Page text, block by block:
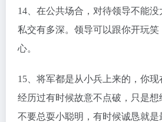
14、在公共场合，对待领导不能
私交有多深。领导可以跟你开玩
心。
15、将军都是从小兵上来的，你
经历过有时候故意不点破，只是想
不要总耍小聪明，有时候诚恳就是